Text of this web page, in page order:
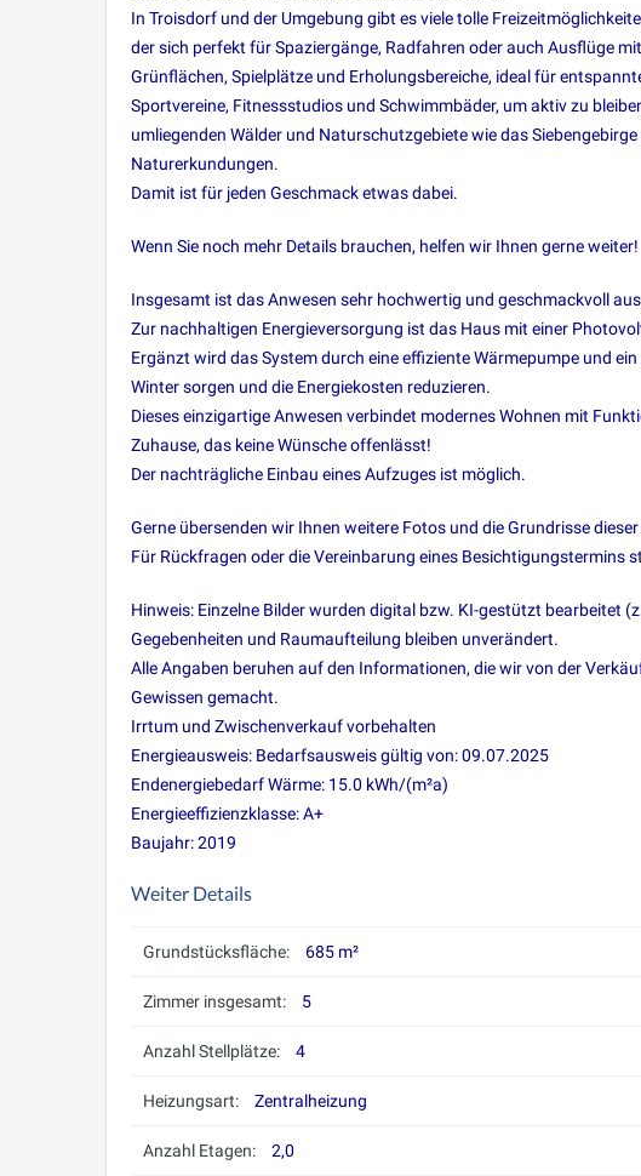
In Troisdorf und der Umgebung gibt es viele tolle
der sich perfekt für Spaziergänge, Radfahren oder auch Ausflüge
Grünflächen, Spielplätze und Erholungsbereiche, ideal für
Sportvereine, Fitnessstudios und Schwimmbäder, um aktiv zu
umliegenden Wälder und Naturschutzgebiete wie das
Naturerkundungen.
Damit ist für jeden Geschmack etwas dabei.
Wenn Sie noch mehr Details brauchen, helfen wir Ihnen gerne weiter!
Insgesamt ist das Anwesen sehr hochwertig und geschmackvoll
Zur nachhaltigen Energieversorgung ist das Haus mit einer
Ergänzt wird das System durch eine effiziente Wärmepumpe und
Winter sorgen und die Energiekosten reduzieren.
Dieses einzigartige Anwesen verbindet modernes Wohnen mit
Zuhause, das keine Wünsche offenlässt!
Der nachträgliche Einbau eines Aufzuges ist möglich.
Gerne übersenden wir Ihnen weitere Fotos und die Grundrisse
Für Rückfragen oder die Vereinbarung eines Besichtigungstermins
Hinweis: Einzelne Bilder wurden digital bzw. KI-gestützt bearbeitet
Gegebenheiten und Raumaufteilung bleiben unverändert.
Alle Angaben beruhen auf den Informationen, die wir von der
Gewissen gemacht.
Irrtum und Zwischenverkauf vorbehalten
Energieausweis: Bedarfsausweis gültig von: 09.07.2025
Endenergiebedarf Wärme: 15.0 kWh/(m²a)
Energieeffizienzklasse: A+
Baujahr: 2019
Weiter Details
Grundstücksfläche: 685 m²
Zimmer insgesamt: 5
Anzahl Stellplätze: 4
Heizungsart: Zentralheizung
Anzahl Etagen: 2,0